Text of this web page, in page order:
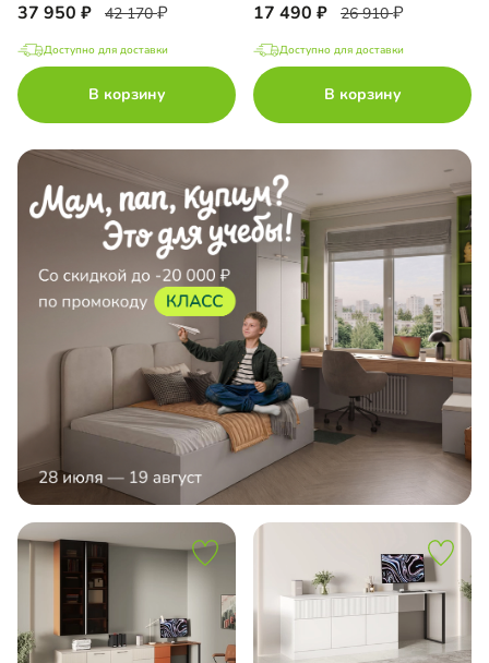
37 950 42 170
Доступно для доставки
В корзину
17 490 26 910
Доступно для доставки
В корзину